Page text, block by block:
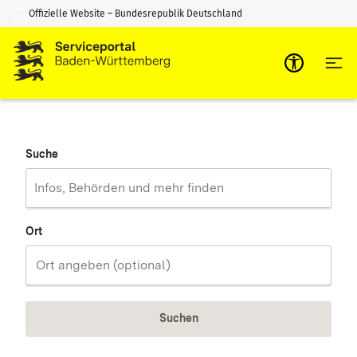
Zum Inhalt springen
Zur Suche springen
Offizielle Website – Bundesrepublik Deutschland
Suche
Ort
Suchen